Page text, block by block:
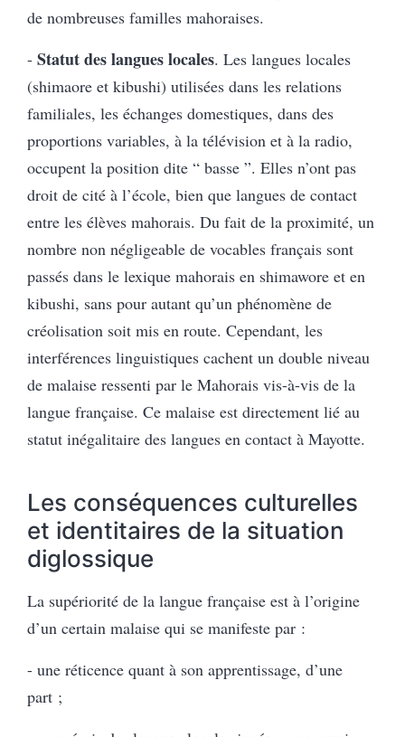
de nombreuses familles mahoraises.
- Statut des langues locales. Les langues locales
(shimaore et kibushi) utilisées dans les relations
familiales, les échanges domestiques, dans des
proportions variables, à la télévision et à la radio,
occupent la position dite “ basse ”. Elles n’ont pas
droit de cité à l’école, bien que langues de contact
entre les élèves mahorais. Du fait de la proximité, un
nombre non négligeable de vocables français sont
passés dans le lexique mahorais en shimawore et en
kibushi, sans pour autant qu’un phénomène de
créolisation soit mis en route. Cependant, les
interférences linguistiques cachent un double niveau
de malaise ressenti par le Mahorais vis-à-vis de la
langue française. Ce malaise est directement lié au
statut inégalitaire des langues en contact à Mayotte.
Les conséquences culturelles
et identitaires de la situation
diglossique
La supériorité de la langue française est à l’origine
d’un certain malaise qui se manifeste par :
- une réticence quant à son apprentissage, d’une
part ;